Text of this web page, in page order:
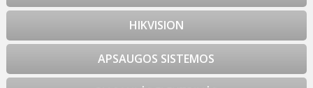
HIKVISION
APSAUGOS SISTEMOS